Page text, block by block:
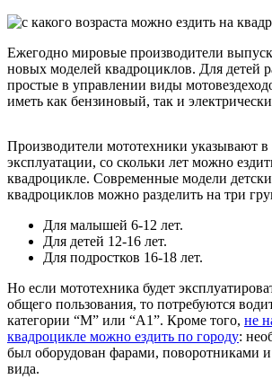
Ежегодно мировые производители
новых моделей квадроциклов. Для детей
простые в управлении виды
иметь как бензиновый, так и
Производители мототехники указывают
эксплуатации, со скольки лет можно
квадроцикле. Современные модели
квадроциклов можно разделить на три
Для малышей 6-12 лет.
Для детей 12-16 лет.
Для подростков 16-18 лет.
Но если мототехника будет
общего пользования, то потребуются
категории “М” или “А1”. Кроме того, не
квадроцикле можно ездить по городу:
был оборудован фарами, поворотниками и
вида.